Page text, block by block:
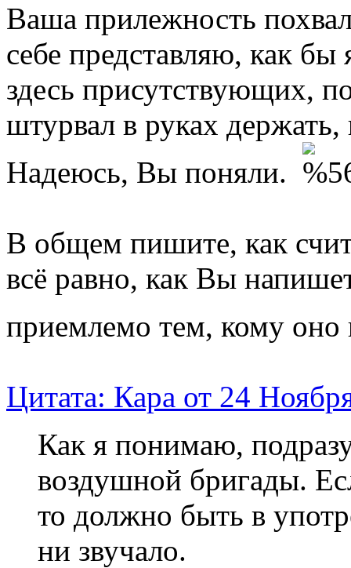
Ваша прилежность
себе представляю, как
здесь присутствующих,
штурвал в руках
Надеюсь, Вы поняли.
В общем пишите, как
всё равно, как Вы
приемлемо тем, кому
Цитата: Кара от 24
Как я понимаю,
воздушной бригады.
то должно быть в
ни звучало.